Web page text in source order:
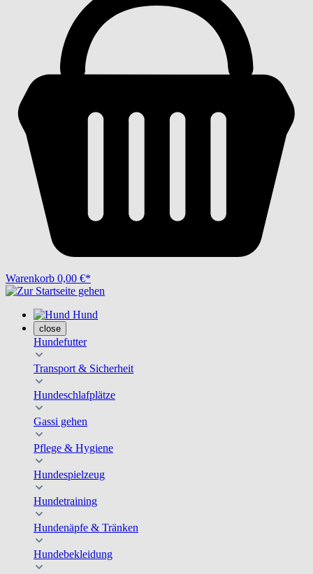
Warenkorb 0,00 €*
Hund
close
Hundefutter
Transport & Sicherheit
Hundeschlafplätze
Gassi gehen
Pflege & Hygiene
Hundespielzeug
Hundetraining
Hundenäpfe & Tränken
Hundebekleidung